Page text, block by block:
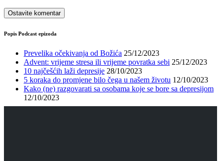
Popis Podcast epizoda
Prevelika očekivanja od Božića 25/12/2023
Advent: vrijeme stresa ili vrijeme povratka sebi 25/12/2023
10 najčešćih laži depresije 28/10/2023
5 koraka do promjene bilo čega u našem životu 12/10/2023
Kako (ne) razgovarati sa osobama koje se bore sa depresijom
12/10/2023